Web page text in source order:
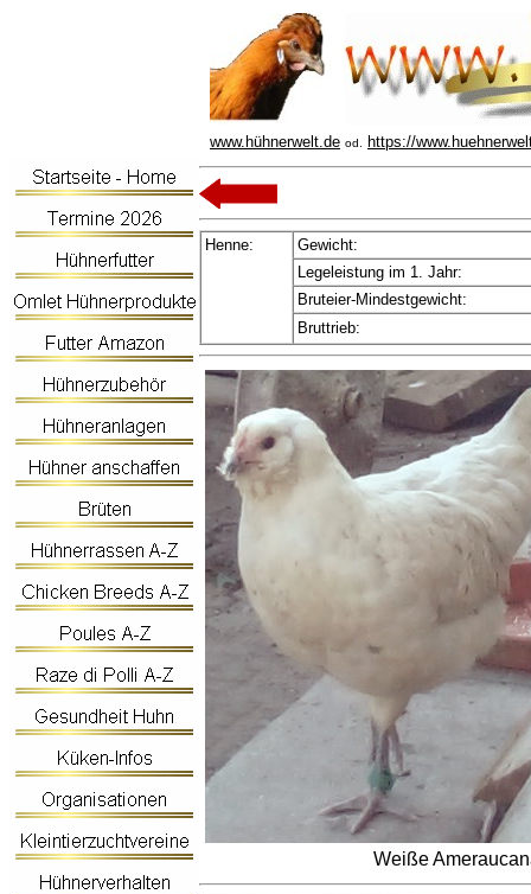
www.hühnerwelt.de od. https://
Henne:
Gewicht:
Legeleistung im 1. Jahr:
Bruteier-Mindestgewicht:
Bruttrieb:
Weiße